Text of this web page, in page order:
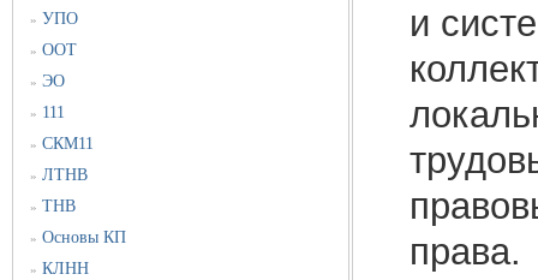
» УПО
» ООТ
» ЭО
» 111
» СКМ11
» ЛТНВ
» ТНВ
» Основы КП
» КЛНН
и
права.